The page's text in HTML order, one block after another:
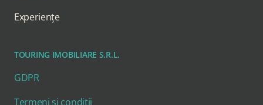
Experiențe
TOURING IMOBILIARE S.R.L.
GDPR
Termeni și condiții